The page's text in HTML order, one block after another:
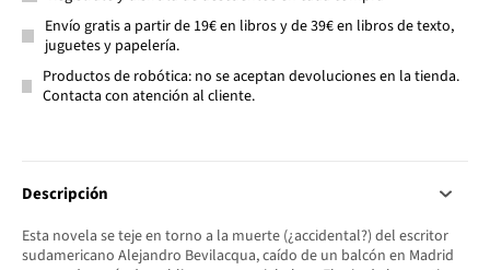
Envío gratis a partir de 19€ en libros y de 39€ en libros de texto,
juguetes y papelería.
Productos de robótica: no se aceptan devoluciones en la tienda.
Contacta con atención al cliente.
Descripción
Esta novela se teje en torno a la muerte (¿accidental?) del escritor
sudamericano Alejandro Bevilacqua, caído de un balcón en Madrid